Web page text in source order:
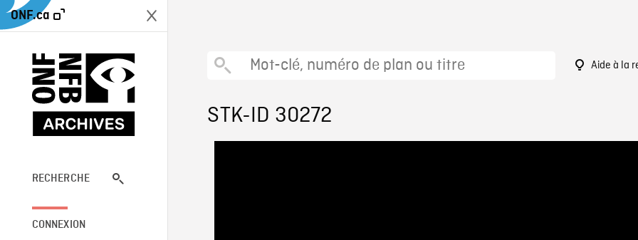
ONF.ca
RECHERCHE
CONNEXION
Aide à la
STK-ID 30272